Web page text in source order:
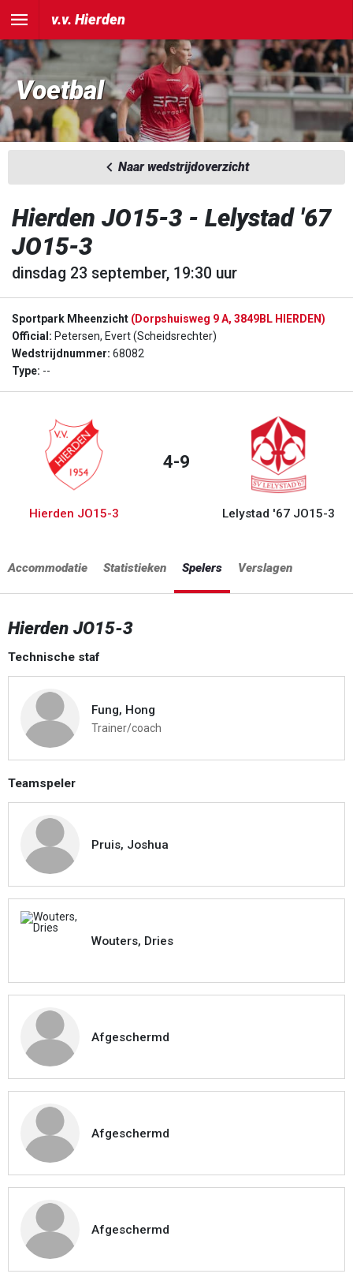
v.v. Hierden
Voetbal
Naar wedstrijdoverzicht
Hierden JO15-3 - Lelystad '67
JO15-3
dinsdag 23 september, 19:30 uur
Sportpark Mheenzicht (Dorpshuisweg 9 A, 3849BL HIERDEN)
Official: Petersen, Evert (Scheidsrechter)
Wedstrijdnummer: 68082
Type: --
Hierden JO15-3
4-9
Lelystad '67 JO15-3
Accommodatie Statistieken Spelers Verslagen
Hierden JO15-3
Technische staf
Fung, Hong
Trainer/coach
Teamspeler
Pruis, Joshua
Wouters, Dries
Afgeschermd
Afgeschermd
Afgeschermd